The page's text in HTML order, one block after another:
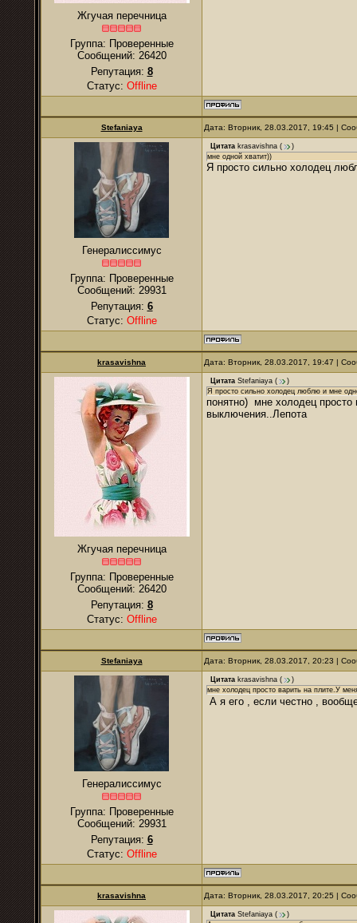
Жгучая перечница
Группа: Проверенные
Сообщений: 26420
Репутация: 8
Статус: Offline
Stefaniaya Дата: Вторник, 28.03.2017, 19:45 |
Генералиссимус
Группа: Проверенные
Сообщений: 29931
Репутация: 6
Статус: Offline
Цитата krasavishna (
)
мне одной хватит))
Я просто сильно холодец
krasavishna Дата: Вторник, 28.03.2017, 19:47 |
Жгучая перечница
Группа: Проверенные
Сообщений: 26420
Репутация: 8
Статус: Offline
Цитата Stefaniaya (
)
Я просто сильно холодец люблю и мне
понятно) мне холодец
выключения..Лепота
Stefaniaya Дата: Вторник, 28.03.2017, 20:23 |
Генералиссимус
Группа: Проверенные
Сообщений: 29931
Репутация: 6
Статус: Offline
Цитата krasavishna (
)
мне холодец просто варить на плите.У
А я его , если честно ,
krasavishna Дата: Вторник, 28.03.2017, 20:25 |
Цитата Stefaniaya (
)